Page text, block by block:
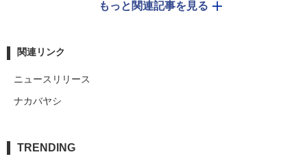
もっと関連記事を見る
関連リンク
ニュースリリース
ナカバヤシ
TRENDING